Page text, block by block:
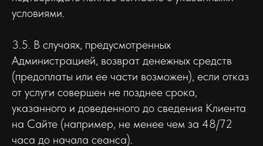
условиями.
3.5. В случаях, предусмотренных
Администрацией, возврат денежных средств
(предоплаты или ее части возможен), если отказ
от услуги совершен не позднее срока,
указанного и доведенного до сведения Клиента
на Сайте (например, не менее чем за 48/72
часа до начала сеанса).